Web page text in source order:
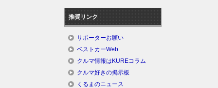
推奨リンク
サポーターお願い
ベストカーWeb
クルマ情報はKUREコラム
クルマ好きの掲示板
くるまのニュース